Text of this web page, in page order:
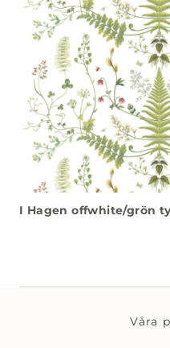
I Hagen offwhite/grön
Våra